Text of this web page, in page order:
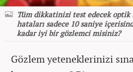
Tüm dikkatinizi test edecek optik
hataları sadece 10 saniye
kadar iyi bir gözlemci misiniz?
Gözlem yeteneklerinizi